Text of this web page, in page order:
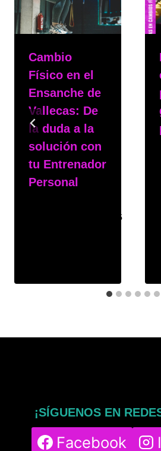
Cambio
Físico en el
Ensanche de
Vallecas: De
la duda a la
solución con
tu Entrenador
Personal
3 de noviembre de 2025
¡SÍGUENOS EN
Facebook